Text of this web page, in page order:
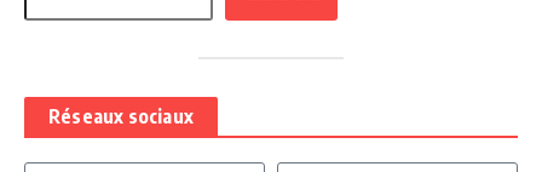
Réseaux sociaux